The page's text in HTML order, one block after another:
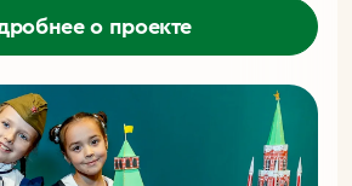
о проекте